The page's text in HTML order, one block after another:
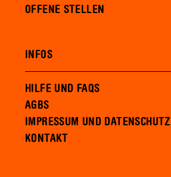
OFFENE STELLEN
INFOS
HILFE UND FAQS
AGBS
IMPRESSUM UND DATENSCHUTZ
KONTAKT